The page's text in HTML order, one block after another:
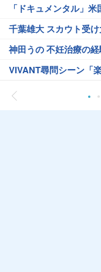
「ドキュメンタル」
千葉雄大 スカウト受
神田うの 不妊治療の
VIVANT尋問シーン「